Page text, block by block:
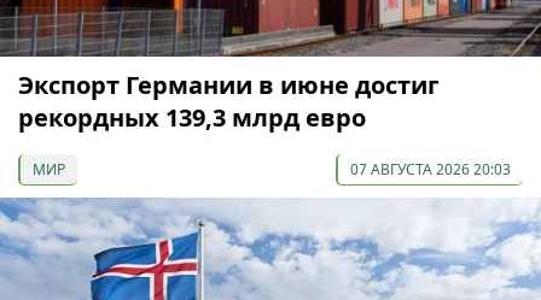
Экспорт Германии в июне достиг
рекордных 139,3 млрд евро
МИР 07 АВГУСТА 2026 20:03